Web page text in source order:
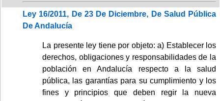
Ley 16/2011, De 23 De Diciembre, De Salud Pública
De Andalucía
La presente ley tiene por objeto: a) Establecer los
derechos, obligaciones y responsabilidades de la
población en Andalucía respecto a la salud
pública, las garantías para su cumplimiento y los
fines y principios que deben regir la nueva